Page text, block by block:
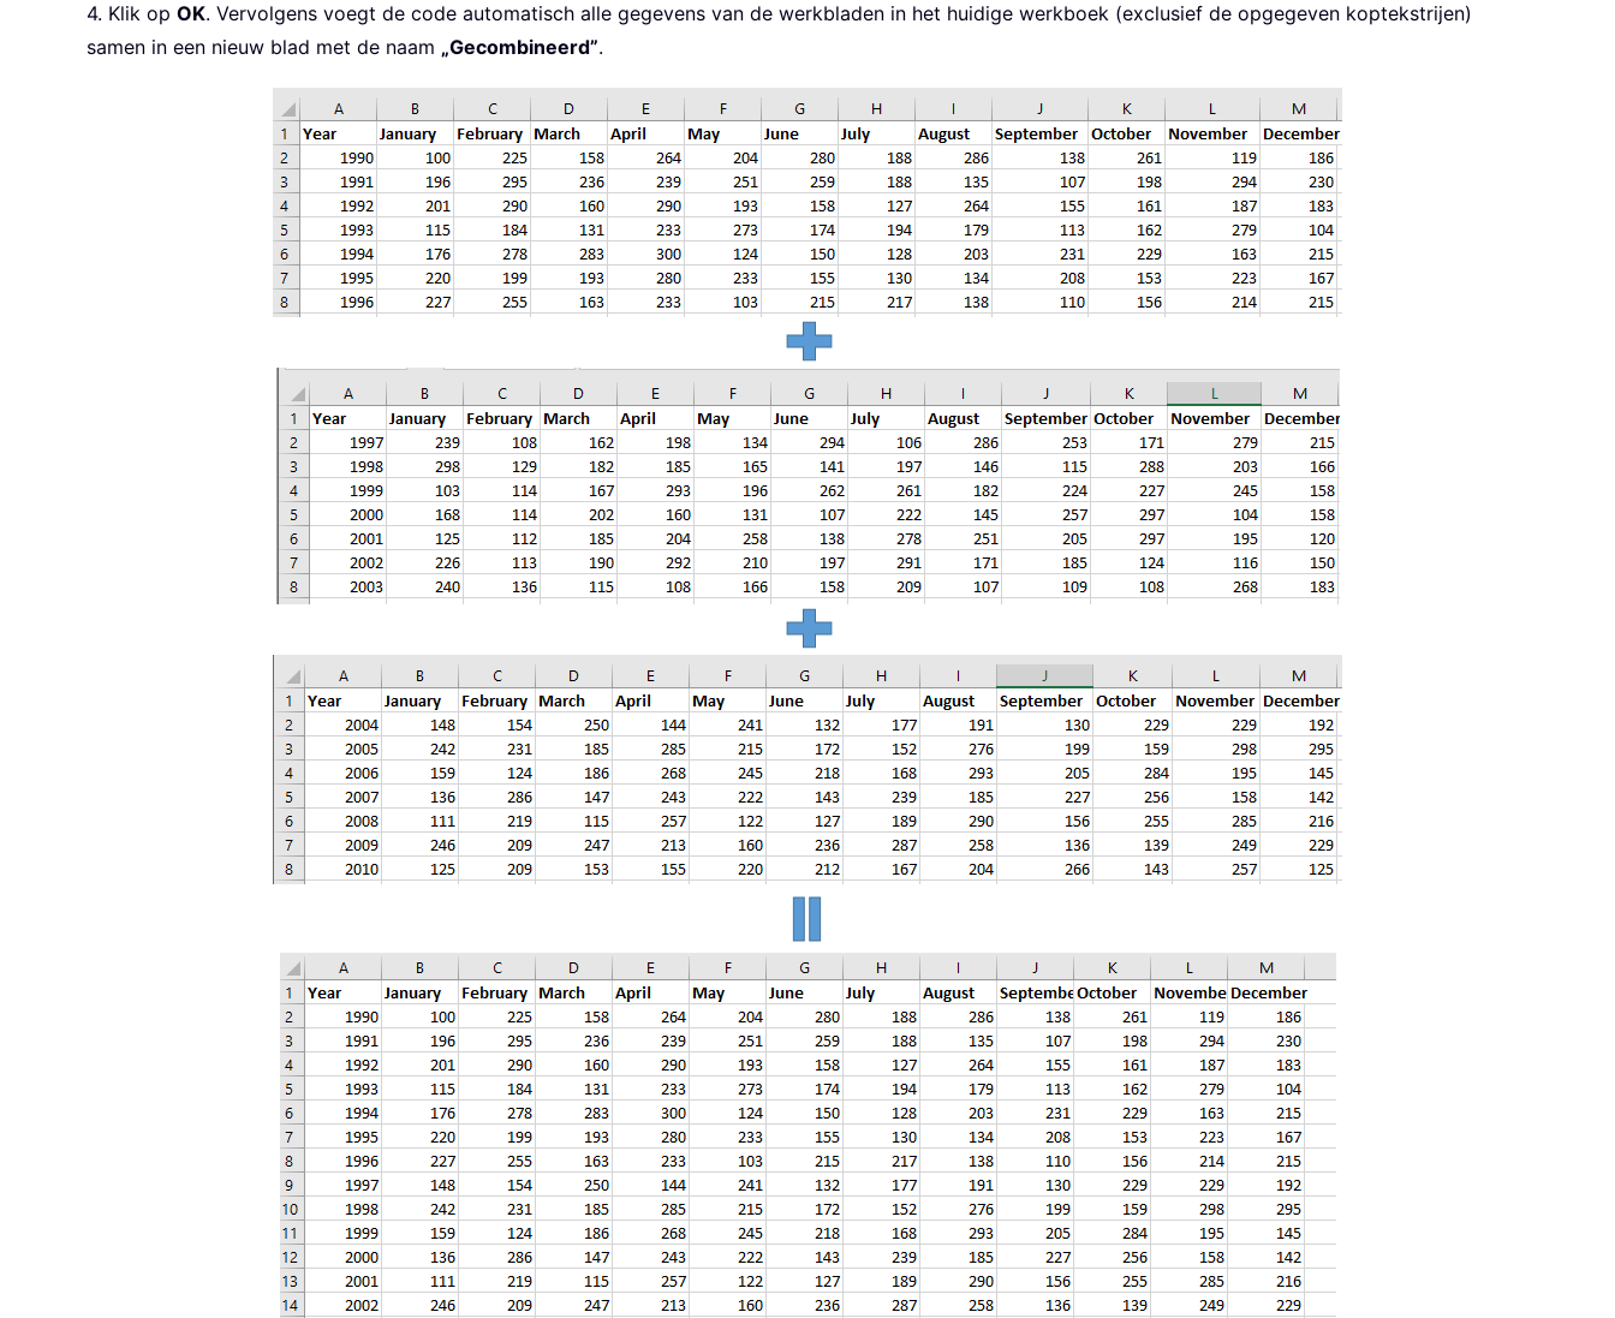
4. Klik op OK. Vervolgens voegt de code automatisch alle gegevens van de werkbladen in het huidige werkboek (exclusief de opgegeven koptekstrijen)
samen in een nieuw blad met de naam „Gecombineerd”.